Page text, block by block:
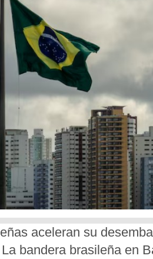
aceleran su
bandera brasileña en